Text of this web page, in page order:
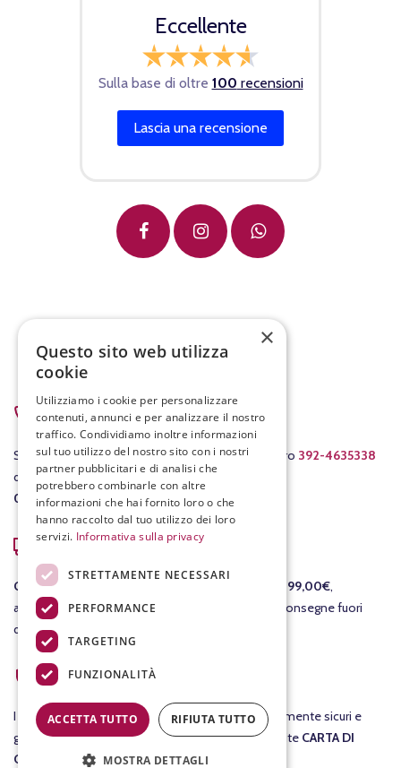
Eccellente
Sulla base di oltre 100 recensioni
Lascia una recensione
PER ASSISTENZA
Scrivici ainfo@fracassovini.comoppure al numero 392-4635338
dal lunedì al venerdì con orario
08:00-12:30/15:00-19:00.
COSTI DI SPEDIZIONE
GRATISper le consegne in Italia per ordini sopra i 99,00€,
altrimenti il costo della consegna è di 7,90€. Per consegne fuori
dall'Italia ti invieremo un preventivo separato.
ACQUISTI SICURI
I tuoi acquistisu fracassovini.com sono assolutamente sicuri e
garantiti al 100%. Nel checkout potrai pagare tramite CARTA DI
CREDITO
×
Questo sito web utilizza
cookie
Utilizziamo i cookie per personalizzare
contenuti, annunci e per analizzare il nostro
traffico. Condividiamo inoltre informazioni
sul tuo utilizzo del nostro sito con i nostri
partner pubblicitari e di analisi che
potrebbero combinarle con altre
informazioni che hai fornito loro o che
hanno raccolto dal tuo utilizzo dei loro
servizi. Informativa sulla privacy
STRETTAMENTE NECESSARI
PERFORMANCE
TARGETING
FUNZIONALITÀ
ACCETTA TUTTO RIFIUTA TUTTO
MOSTRA DETTAGLI